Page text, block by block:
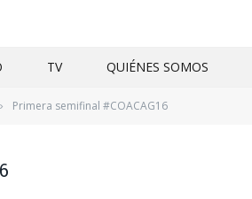
TV QUIÉNES SOMOS
Primera semifinal #COACAG16